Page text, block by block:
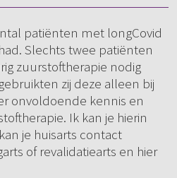
patiënten met longCovid
Slechts twee patiënten
zuurstoftherapie nodig
zij deze alleen bij
onvoldoende kennis en
Ik kan je hierin
je huisarts contact
of revalidatiearts en hier